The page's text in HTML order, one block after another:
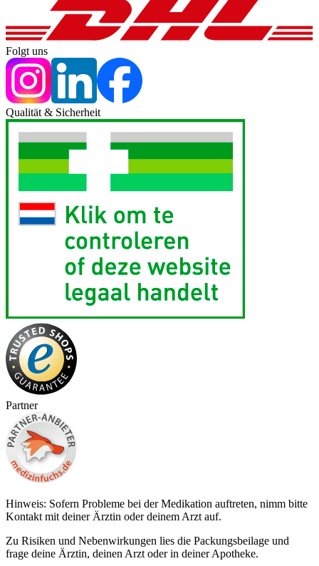
Folgt uns
Qualität & Sicherheit
Partner
Hinweis: Sofern Probleme bei der Medikation auftreten, nimm bitte
Kontakt mit deiner Ärztin oder deinem Arzt auf.
Zu Risiken und Nebenwirkungen lies die Packungsbeilage und
frage deine Ärztin, deinen Arzt oder in deiner Apotheke.